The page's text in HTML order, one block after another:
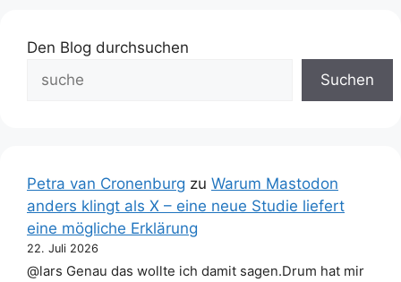
Den Blog durchsuchen
Suchen
Petra van Cronenburg zu Warum Mastodon
anders klingt als X – eine neue Studie liefert
eine mögliche Erklärung
22. Juli 2026
@lars Genau das wollte ich damit sagen.Drum hat mir